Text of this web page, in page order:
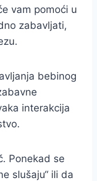
vam pomoći u
zabavljati,
bebinog
interakcija
Ponekad se
slušaju“ ili da